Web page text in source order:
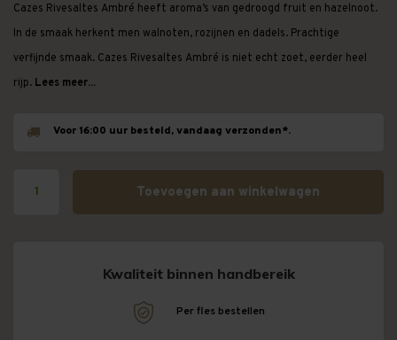
Cazes Rivesaltes Ambré heeft aroma’s van gedroogd fruit en hazelnoot.
In de smaak herkent men walnoten, rozijnen en dadels. Prachtige
verfijnde smaak. Cazes Rivesaltes Ambré is niet echt zoet, eerder heel
rijp. Lees meer...
Voor 16:00 uur besteld, vandaag verzonden*.
Toevoegen aan winkelwagen
Kwaliteit binnen handbereik
Per fles bestellen